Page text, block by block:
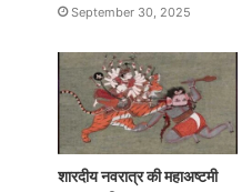
September 30, 2025
शारदीय नवरात्र की महाअष्टमी